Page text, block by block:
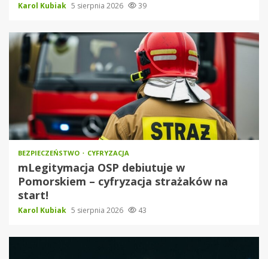
Karol Kubiak 5 sierpnia 2026 39
BEZPIECZEŃSTWO CYFRYZACJA
mLegitymacja OSP debiutuje w
Pomorskiem – cyfryzacja strażaków na
start!
Karol Kubiak 5 sierpnia 2026 43